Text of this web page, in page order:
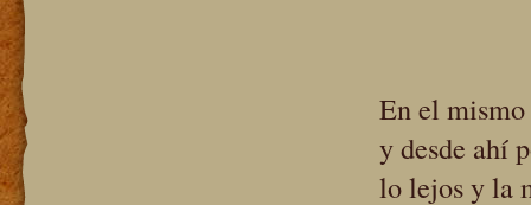
En el
y desde ahí
lo lejos y la